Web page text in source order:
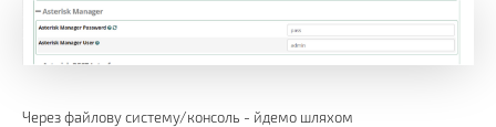
Через файлову систему/консоль - йдемо шляхом